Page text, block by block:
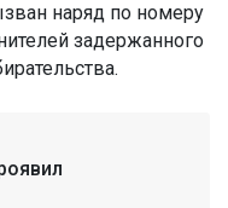
наряд по номеру
задержанного